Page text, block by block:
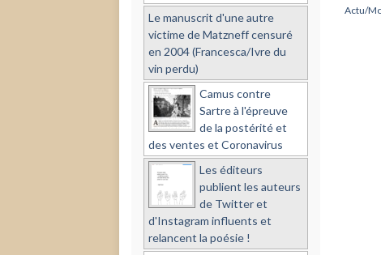
Actu/
Le manuscrit d'une autre
victime de Matzneff censuré
en 2004 (Francesca/Ivre du
vin perdu)
Camus contre
Sartre à l'épreuve
de la postérité et
des ventes et Coronavirus
Les éditeurs
publient les auteurs
de Twitter et
d'Instagram influents et
relancent la poésie !